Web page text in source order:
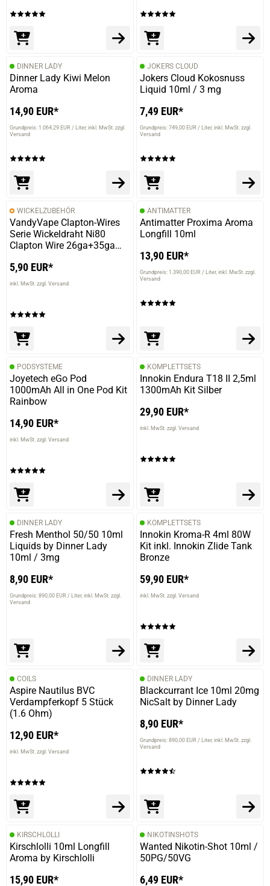
DINNER LADY
Dinner Lady Kiwi Melon
Aroma
14,90 EUR*
Grundpreis: 1.064,29 EUR / Liter inkl. MwSt. zzgl.
Versand
JOKERS CLOUD
Jokers Cloud Kokosnuss
Liquid 10ml / 3 mg
7,49 EUR*
Grundpreis: 749,00 EUR / Liter inkl. MwSt. zzgl.
Versand
WICKELZUBEHÖR
VandyVape Clapton-Wires
Serie Wickeldraht Ni80
Clapton Wire 26ga+35ga
5,90 EUR*
inkl. MwSt. zzgl. Versand
ANTIMATTER
Antimatter Proxima Aroma
Longfill 10ml
13,90 EUR*
Grundpreis: 1.390,00 EUR / Liter inkl. MwSt. zzgl.
Versand
PODSYSTEME
Joyetech eGo Pod
1000mAh All in One Pod Kit
Rainbow
14,90 EUR*
inkl. MwSt. zzgl. Versand
KOMPLETTSETS
Innokin Endura T18 II 2,5ml
1300mAh Kit Silber
29,90 EUR*
inkl. MwSt. zzgl. Versand
DINNER LADY
Fresh Menthol 50/50 10ml
Liquids by Dinner Lady
10ml / 3mg
8,90 EUR*
Grundpreis: 890,00 EUR / Liter inkl. MwSt. zzgl.
Versand
KOMPLETTSETS
Innokin Kroma-R 4ml 80W
Kit inkl. Innokin Zlide Tank
Bronze
59,90 EUR*
inkl. MwSt. zzgl. Versand
COILS
Aspire Nautilus BVC
Verdampferkopf 5 Stück
(1.6 Ohm)
12,90 EUR*
inkl. MwSt. zzgl. Versand
DINNER LADY
Blackcurrant Ice 10ml 20mg
NicSalt by Dinner Lady
8,90 EUR*
Grundpreis: 890,00 EUR / Liter inkl. MwSt. zzgl.
Versand
KIRSCHLOLLI
Kirschlolli 10ml Longfill
Aroma by Kirschlolli
15,90 EUR*
NIKOTINSHOTS
Wanted Nikotin-Shot 10ml /
50PG/50VG
6,49 EUR*